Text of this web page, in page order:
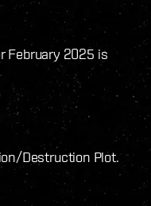
February 2025 is
Destruction Plot.